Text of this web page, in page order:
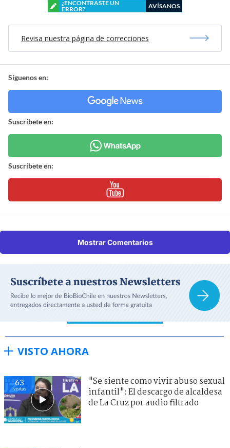
¿ENCONTRASTE UN
ERROR?
AVÍSANOS
Revisa nuestra página de correcciones
Síguenos en:
Suscríbete en:
Suscríbete en:
Mostrar Comentarios
VISTO AHORA
63
visitas
"Se siente como vivir abuso sexual
infantil": El descargo de alcaldesa
de La Cruz por audio filtrado